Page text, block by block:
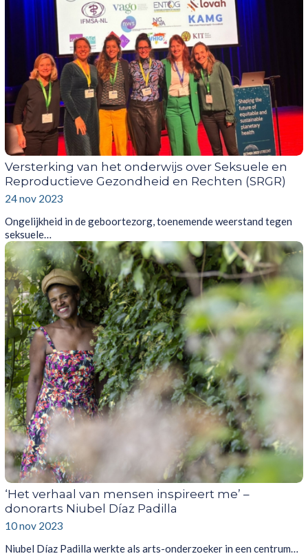
Versterking van het onderwijs over Seksuele en
Reproductieve Gezondheid en Rechten (SRGR)
24 nov 2023
Ongelijkheid in de geboortezorg, toenemende weerstand tegen
seksuele…
‘Het verhaal van mensen inspireert me’ –
donorarts Niubel Díaz Padilla
10 nov 2023
Niubel Díaz Padilla werkte als arts-onderzoeker in een centrum…